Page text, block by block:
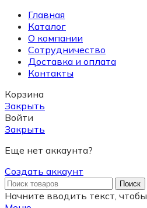
Главная
Каталог
О компании
Сотрудничество
Доставка и оплата
Контакты
Корзина
Закрыть
Войти
Закрыть
Еще нет аккаунта?
Создать аккаунт
Поиск
Начните вводить текст,